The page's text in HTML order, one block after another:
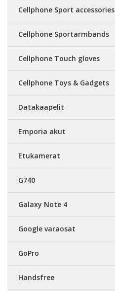
Cellphone Sport accessories
Cellphone Sportarmbands
Cellphone Touch gloves
Cellphone Toys & Gadgets
Datakaapelit
Emporia akut
Etukamerat
G740
Galaxy Note 4
Google varaosat
GoPro
Handsfree